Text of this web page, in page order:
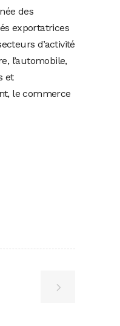
des
exportatrices
d’activité
l’automobile,
et
le commerce